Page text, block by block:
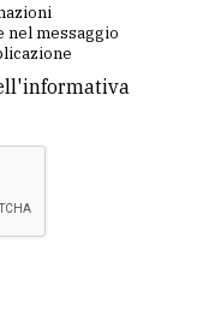
nel messaggio